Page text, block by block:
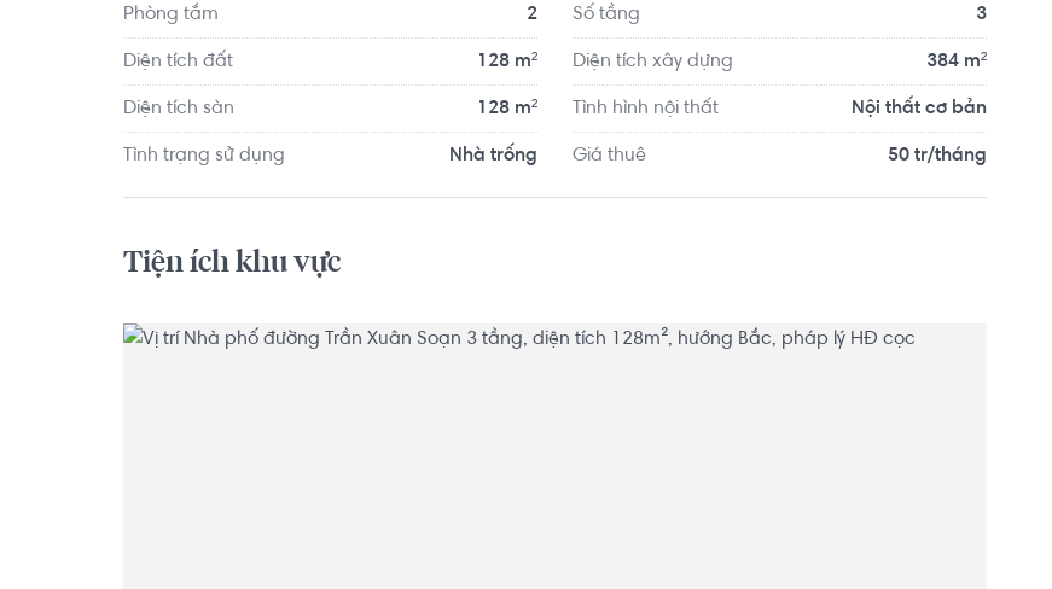
Phòng tắm 2 Số tầng 3
Diện tích đất 128 m² Diện tích xây dựng 384 m²
Diện tích sàn 128 m² Tình hình nội thất Nội thất cơ bản
Tình trạng sử dụng Nhà trống Giá thuê 50 tr/tháng
Tiện ích khu vực